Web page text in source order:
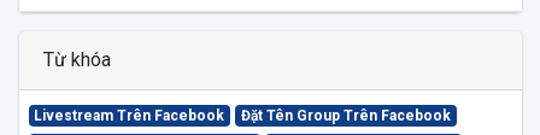
Từ khóa
Livestream Trên Facebook
Đặt Tên Group Trên Facebook